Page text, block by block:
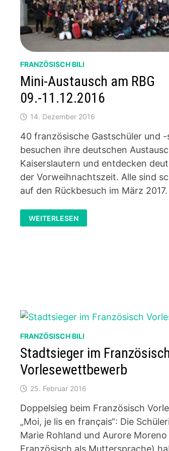
FRANZÖSISCH BILI
Mini-Austausch am RBG
09.-11.12.2016
14. Dezember 2016
40 französische Gastschüler und
besuchen ihre deutschen
Kaiserslautern und entdecken
der Vorweihnachtszeit. Alle sind
auf den Rückbesuch im März 2017.
MINI-
AUSTAUSCH
AM
WEITERLESEN
FRANZÖSISCH BILI
Stadtsieger im Französisch
Vorlesewettbewerb
25. Februar 2016
Doppelsieg beim Französisch
„Moi, je lis en français“: Die
Marie Rohland und Aurore
Französisch als Muttersprache)